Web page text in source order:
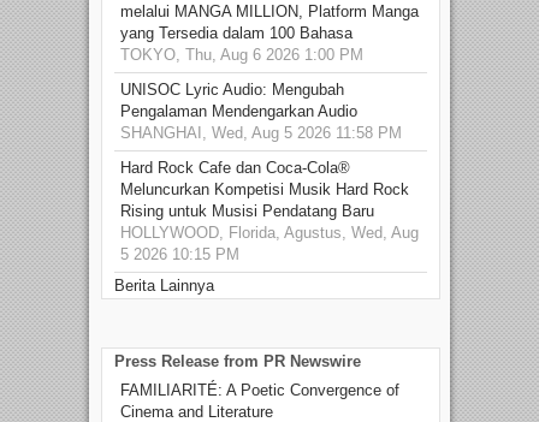
melalui MANGA MILLION, Platform Manga
yang Tersedia dalam 100 Bahasa
TOKYO, Thu, Aug 6 2026 1:00 PM
UNISOC Lyric Audio: Mengubah
Pengalaman Mendengarkan Audio
SHANGHAI, Wed, Aug 5 2026 11:58 PM
Hard Rock Cafe dan Coca-Cola®
Meluncurkan Kompetisi Musik Hard Rock
Rising untuk Musisi Pendatang Baru
HOLLYWOOD, Florida, Agustus, Wed, Aug
5 2026 10:15 PM
Berita Lainnya
Press Release from PR Newswire
FAMILIARITÉ: A Poetic Convergence of
Cinema and Literature